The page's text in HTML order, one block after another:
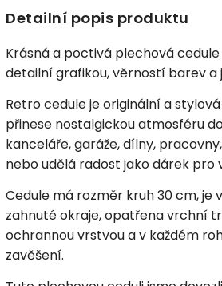
Detailní popis produktu
Krásná a poctivá plechová
detailní grafikou, věrností barev a
Retro cedule je originální a
přinese nostalgickou atmosféru
kanceláře, garáže, dílny,
nebo udělá radost jako dárek pro
Cedule má rozměr kruh 30 cm, je
zahnuté okraje, opatřena vrchní
ochrannou vrstvou a v každém
zavěšení.